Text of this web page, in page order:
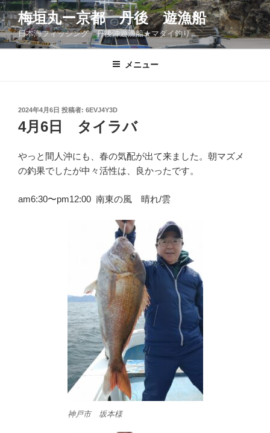
コ
ン
テ
ン
梅垣丸ー京都 丹後 遊漁船
日本海フィッシング 丹後沖遊漁船★マダイ釣り
メニュー
投
稿
日:
2024年4月6日 投稿者: 6EVJ4Y3D
4月6日 タイラバ
やっと間人沖にも、春の気配が出て来ました。朝マズメ
の釣果でしたが中々活性は、良かったです。
am6:30〜pm12:00 南東の風 晴れ/雲
神戸市 坂本様